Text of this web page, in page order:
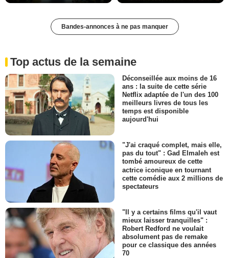
Bandes-annonces à ne pas manquer
Top actus de la semaine
Déconseillée aux moins de 16
ans : la suite de cette série
Netflix adaptée de l'un des 100
meilleurs livres de tous les
temps est disponible
aujourd'hui
"J'ai craqué complet, mais elle,
pas du tout" : Gad Elmaleh est
tombé amoureux de cette
actrice iconique en tournant
cette comédie aux 2 millions de
spectateurs
"Il y a certains films qu'il vaut
mieux laisser tranquilles" :
Robert Redford ne voulait
absolument pas de remake
pour ce classique des années
70